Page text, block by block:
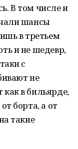
В том числе и
шансы
в третьем
и не шедевр,
с
не
в бильярде,
борта, а от
такие